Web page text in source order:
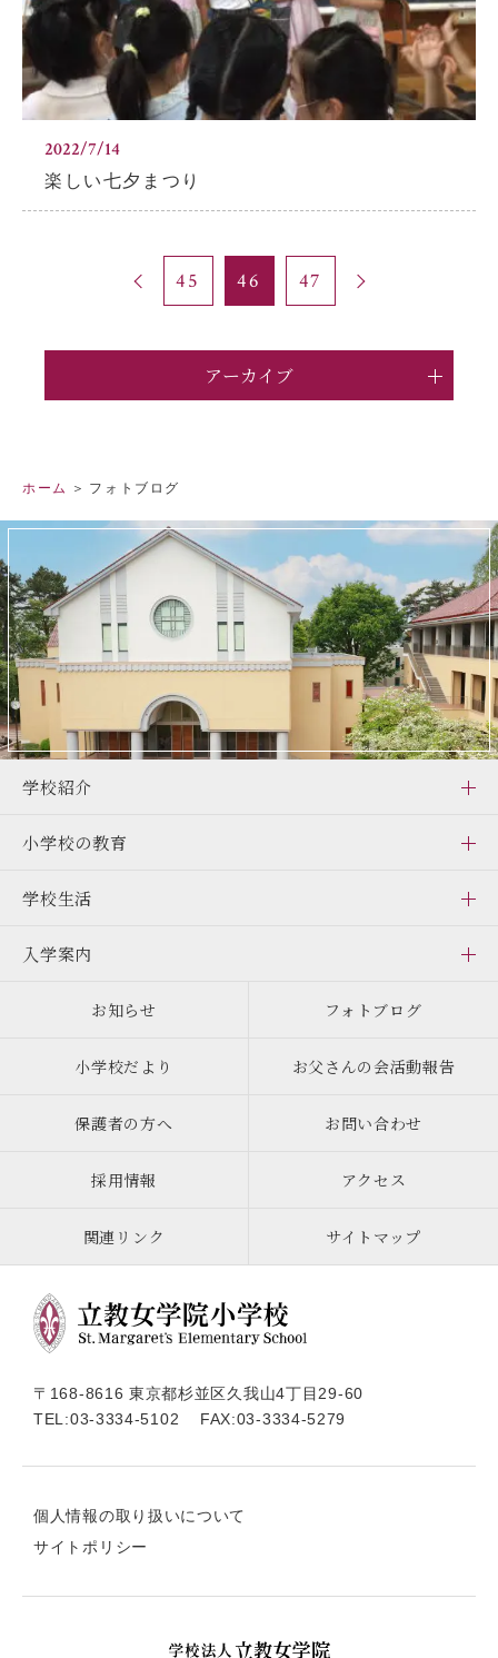
2022/7/14
楽しい七夕まつり
45 46 47
アーカイブ
ホーム フォトブログ
学校紹介
小学校の教育
学校生活
入学案内
お知らせ フォトブログ
小学校だより お父さんの会活動報告
保護者の方へ お問い合わせ
採用情報 アクセス
関連リンク サイトマップ
〒168-8616 東京都杉並区久我山4丁目29-60
TEL:03-3334-5102 FAX:03-3334-5279
個人情報の取り扱いについて
サイトポリシー